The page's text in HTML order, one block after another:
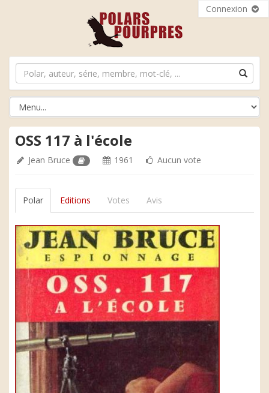
Connexion
OSS 117 à l'école
Jean Bruce 1961 Aucun vote
Polar Editions Votes Avis